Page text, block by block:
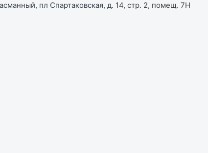
пл Спартаковская, д. 14, стр. 2, помещ. 7Н